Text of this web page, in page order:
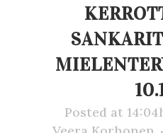
Posted at